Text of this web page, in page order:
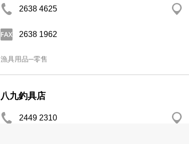
2638 4625
2638 1962
漁具用品─零售
八九釣具店
2449 2310